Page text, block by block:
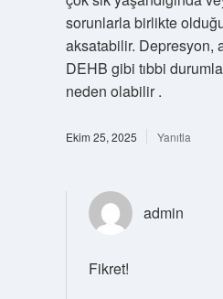
sorunlarla birlikte
aksatabilir. Depresyon,
DEHB gibi tıbbi
neden olabilir .
Ekim 25, 2025 Yanıtla
admin
Fikret!